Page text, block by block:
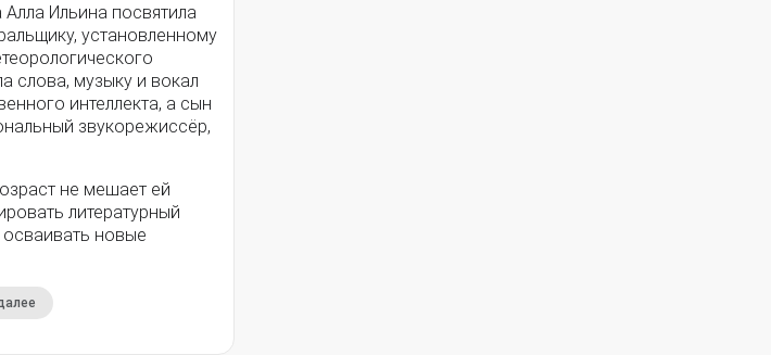
Ильина посвятила
установленному
слова, музыку и вокал
интеллекта, а сын
звукорежиссёр,
не мешает ей
литературный
осваивать новые